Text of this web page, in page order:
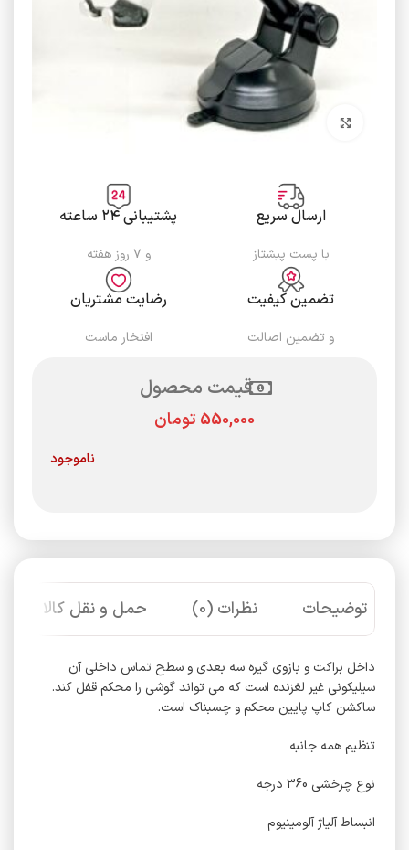
برای بزرگنمایی کلیک کنید
ارسال سریع
با پست پیشتاز
پشتیبانی ۲۴ ساعته
و ۷ روز هفته
تضمین کیفیت
و تضمین اصالت
رضایت مشتریان
افتخار ماست
قیمت محصول
تومان
ناموجود
توضیحات نظرات (0) حمل و نقل کالا
داخل براکت و بازوی گیره سه بعدی و سطح تماس داخلی آن
سیلیکونی غیر لغزنده است که می تواند گوشی را محکم قفل کند.
ساکشن کاپ پایین محکم و چسبناک است.
تنظیم همه جانبه
نوع چرخشی 360 درجه
انبساط آلیاژ آلومینیوم